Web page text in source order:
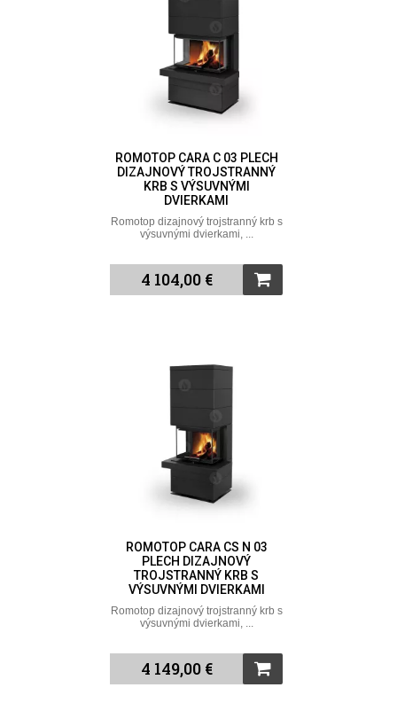
ROMOTOP CARA C 03 PLECH
DIZAJNOVÝ TROJSTRANNÝ
KRB S VÝSUVNÝMI
DVIERKAMI
Romotop dizajnový trojstranný krb s
výsuvnými dvierkami, ...
4 104,00 €
ROMOTOP CARA CS N 03
PLECH DIZAJNOVÝ
TROJSTRANNÝ KRB S
VÝSUVNÝMI DVIERKAMI
Romotop dizajnový trojstranný krb s
výsuvnými dvierkami, ...
4 149,00 €